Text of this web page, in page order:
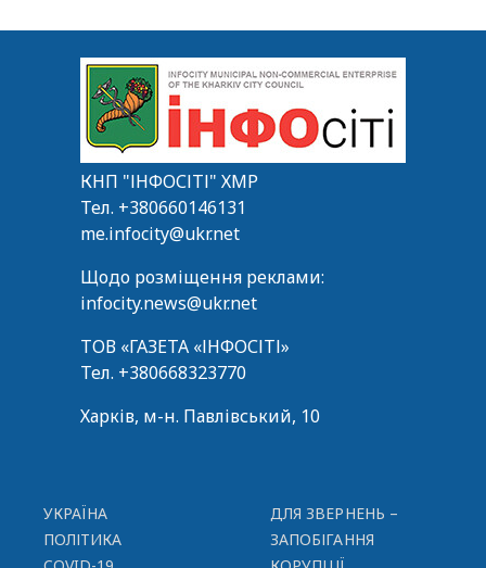
КНП "ІНФОСІТІ" ХМР
Тел. +380660146131
me.infocity@ukr.net
Щодо розміщення реклами:
infocity.news@ukr.net
ТОВ «ГАЗЕТА «ІНФОСІТІ»
Тел. +380668323770
Харків, м-н. Павлівський, 10
УКРАЇНА
ПОЛІТИКА
ДЛЯ ЗВЕРНЕНЬ –
ЗАПОБІГАННЯ